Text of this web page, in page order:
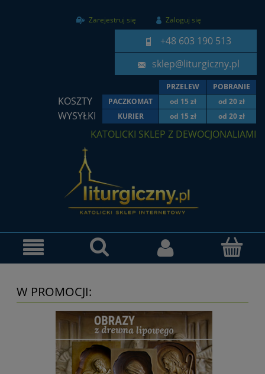
Zarejestruj się Zaloguj się
+48 603 190 513
sklep@liturgiczny.pl
PRZELEW POBRANIE
KOSZTY PACZKOMAT od 15 zł od 20 zł
WYSYŁKI KURIER od 15 zł od 20 zł
KATOLICKI SKLEP Z DEWOCJONALIAMI
W PROMOCJI: